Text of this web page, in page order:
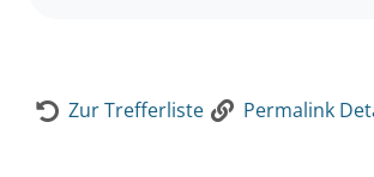
Zur Trefferliste Permalink